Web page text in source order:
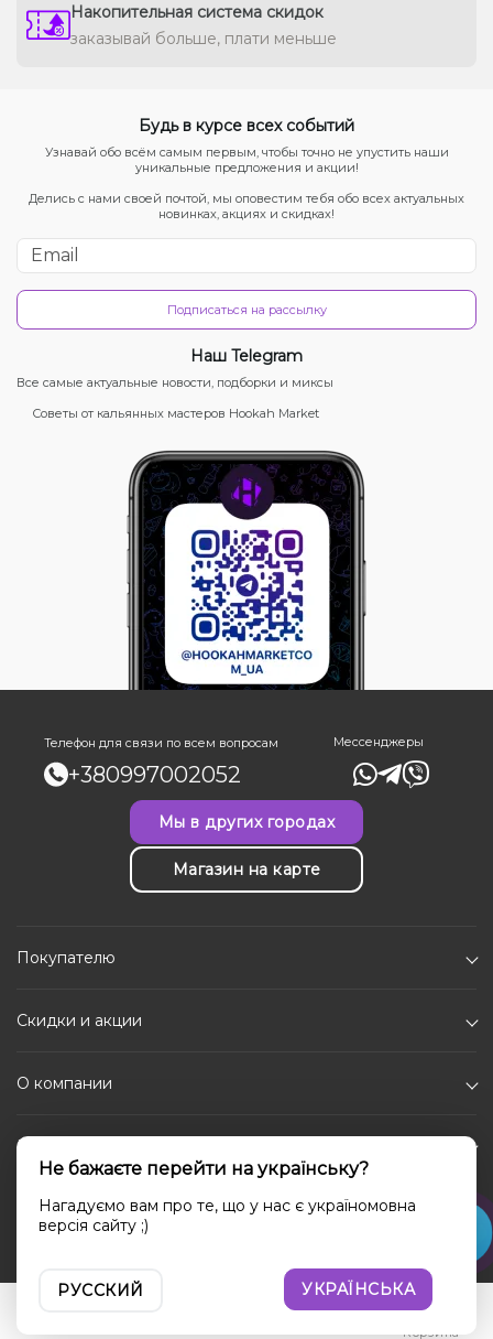
Корзина
Накопительная система скидок
заказывай больше, плати меньше
Будь в курсе всех событий
Узнавай обо всём самым первым, чтобы точно не упустить наши
уникальные предложения и акции!
Делись с нами своей почтой, мы оповестим тебя обо всех актуальных
новинках, акциях и скидках!
Подписаться на рассылку
Наш Telegram
Все самые актуальные новости, подборки и миксы
Советы от кальянных мастеров Hookah Market
Телефон для связи по всем вопросам
+380997002052
Мессенджеры
Мы в других городах
Магазин на карте
Покупателю
Скидки и акции
О компании
Каталог
Социальные сети
Не бажаєте перейти на українську?
Нагадуємо вам про те, що у нас є україномовна
версія сайту ;)
РУССКИЙ УКРАЇНСЬКА